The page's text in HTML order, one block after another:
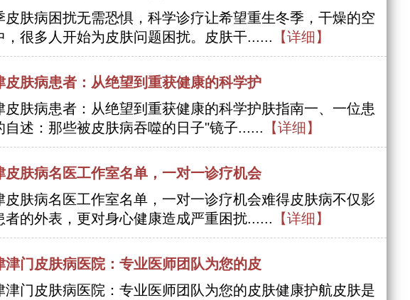
皮肤病困扰无需恐惧，科学诊疗让希望重生冬季，干燥的空
，很多人开始为皮肤问题困扰。皮肤干...... 【详细】
皮肤病患者：从绝望到重获健康的科学护
皮肤病患者：从绝望到重获健康的科学护肤指南一、一位患
自述：那些被皮肤病吞噬的日子"镜子...... 【详细】
皮肤病名医工作室名单，一对一诊疗机会
皮肤病名医工作室名单，一对一诊疗机会难得皮肤病不仅影
者的外表，更对身心健康造成严重困扰...... 【详细】
津门皮肤病医院：专业医师团队为您的皮
津门皮肤病医院：专业医师团队为您的皮肤健康护航皮肤是